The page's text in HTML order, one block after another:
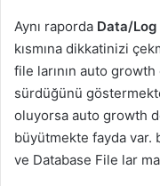
Aynı raporda Data/
kısmına dikkatinizi
file larının auto
sürdüğünü
oluyorsa auto growth
büyütmekte fayda var.
ve Database File lar